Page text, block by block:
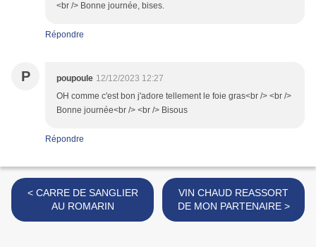
<br /> Bonne journée, bises.
Répondre
P poupoule 12/12/2023 12:27
OH comme c'est bon j'adore tellement le foie gras<br /> <br />
Bonne journée<br /> <br /> Bisous
Répondre
< CARRE DE SANGLIER
AU ROMARIN
VIN CHAUD REASSORT
DE MON PARTENAIRE >